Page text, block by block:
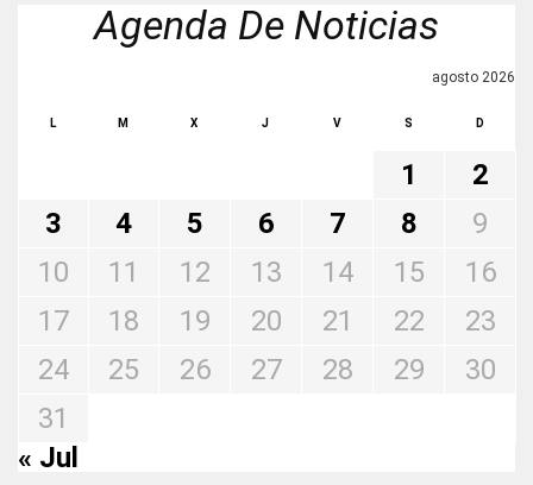
Agenda De Noticias
agosto 2026
L M X J V S D
1
2
3
4 5 6 7 8
9
10
11 12 13 14 15
16
17
18 19 20 21 22
23
24
25 26 27 28 29
30
31
« Jul